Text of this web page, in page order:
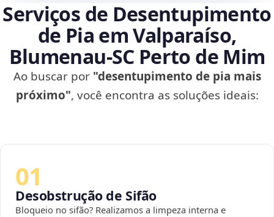
Serviços de Desentupimento
de Pia em Valparaíso,
Blumenau‑SC Perto de Mim
Ao buscar por "desentupimento de pia mais
próximo", você encontra as soluções ideais:
01
Desobstrução de Sifão
Bloqueio no sifão? Realizamos a limpeza interna e